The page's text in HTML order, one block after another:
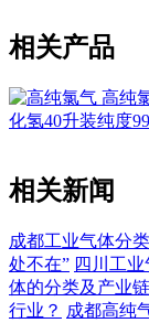
相关产品
高纯
化氢40升装纯度
相关新闻
成都工业气体分
处不在” 四川工
体的分类及产业
行业？ 成都高纯